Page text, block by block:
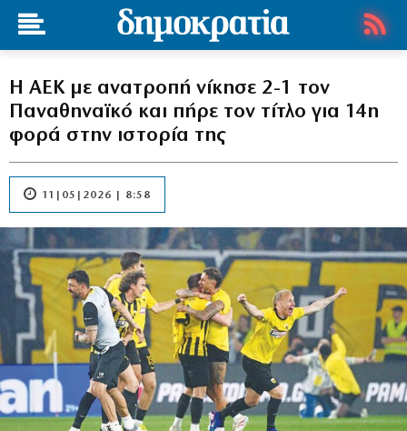
Η ΑΕΚ με ανατροπή νίκησε 2-1 τον
Παναθηναϊκό και πήρε τον τίτλο για 14η
φορά στην ιστορία της
11|05|2026 | 8:58